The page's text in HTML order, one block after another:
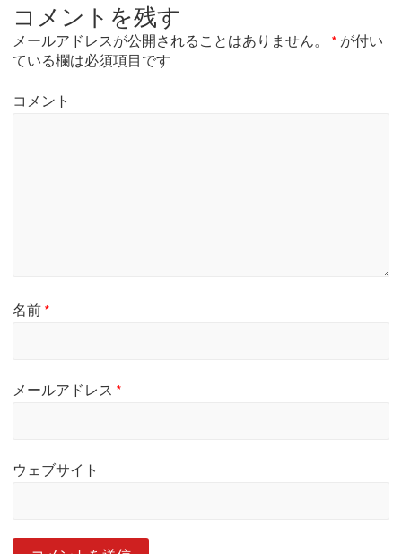
p
o
s
p
o
t
コメントを残す
メールアドレスが公開されることはありません。 * が付い
ている欄は必須項目です
コメント
名前 *
メールアドレス *
ウェブサイト